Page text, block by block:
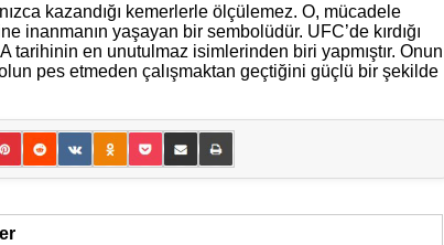
kazandığı kemerlerle ölçülemez. O, mücadele
inanmanın yaşayan bir sembolüdür. UFC’de kırdığı
tarihinin en unutulmaz isimlerinden biri yapmıştır. Onun
pes etmeden çalışmaktan geçtiğini güçlü bir şekilde